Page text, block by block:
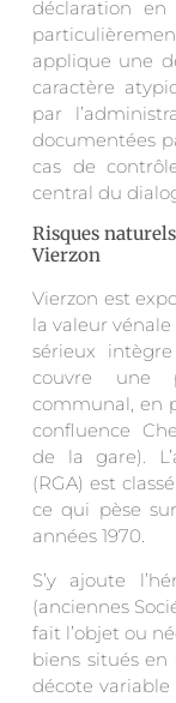
déclaration
applique une
caractère
par
documentées
cas de
central du
Risques
Vierzon
Vierzon est
la valeur
sérieux
couvre une
communal, en
confluence
de la gare).
(RGA) est
ce qui pèse
années 1970.
S’y ajoute
(anciennes
fait l’objet ou
biens situés
décote